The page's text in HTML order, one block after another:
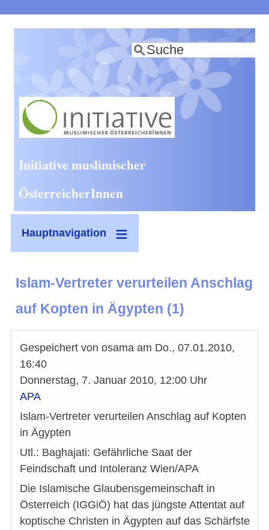
zum
Inhalt
Suche
Initiative muslimischer
ÖsterreicherInnen
Hauptnavigation
Islam-Vertreter verurteilen Anschlag
auf Kopten in Ägypten (1)
Gespeichert von osama am Do., 07.01.2010,
16:40
Donnerstag, 7. Januar 2010, 12:00 Uhr
APA
Islam-Vertreter verurteilen Anschlag auf Kopten
in Ägypten
Utl.: Baghajati: Gefährliche Saat der
Feindschaft und Intoleranz Wien/APA
Die Islamische Glaubensgemeinschaft in
Österreich (IGGiÖ) hat das jüngste Attentat auf
koptische Christen in Ägypten auf das Schärfste